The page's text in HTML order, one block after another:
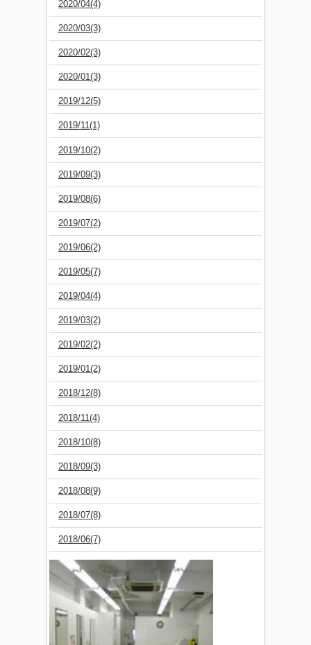
2020/04(4)
2020/03(3)
2020/02(3)
2020/01(3)
2019/12(5)
2019/11(1)
2019/10(2)
2019/09(3)
2019/08(6)
2019/07(2)
2019/06(2)
2019/05(7)
2019/04(4)
2019/03(2)
2019/02(2)
2019/01(2)
2018/12(8)
2018/11(4)
2018/10(8)
2018/09(3)
2018/08(9)
2018/07(8)
2018/06(7)